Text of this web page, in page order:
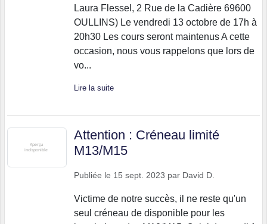
Laura Flessel, 2 Rue de la Cadière 69600
OULLINS) Le vendredi 13 octobre de 17h à
20h30 Les cours seront maintenus A cette
occasion, nous vous rappelons que lors de
vo...
Lire la suite
Attention : Créneau limité
M13/M15
Publiée le 15 sept. 2023 par David D.
Victime de notre succès, il ne reste qu'un
seul créneau de disponible pour les